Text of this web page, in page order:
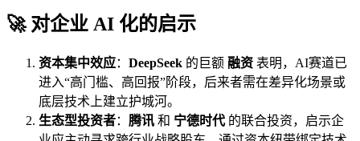
🚀 对企业 AI 化的启示
资本集中效应： DeepSeek 的巨额 融资 表明，AI赛道已
进入“高门槛、高回报”阶段，后来者需在差异化场景或
底层技术上建立护城河。
生态型投资者： 腾讯 和 宁德时代的联合投资，启示企